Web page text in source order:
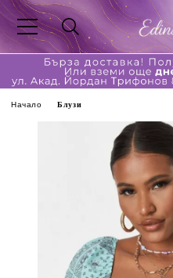
Начало Блузи